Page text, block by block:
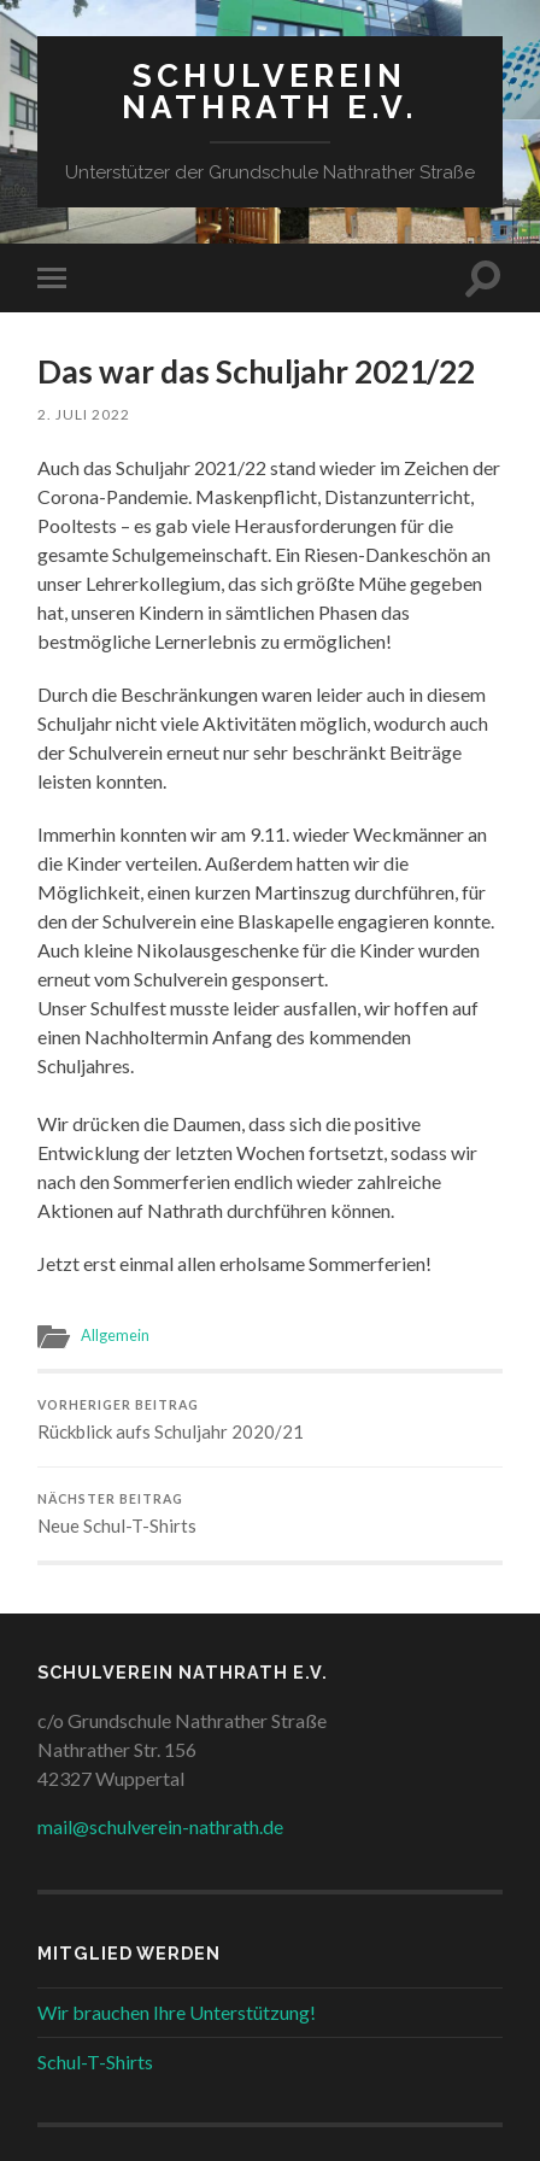
SCHULVEREIN
NATHRATH E.V.
Unterstützer der Grundschule Nathrather Straße
Mobile-
Menü
Das war das Schuljahr 2021/22
2. JULI 2022
Auch das Schuljahr 2021/22 stand wieder im Zeichen der
Corona-Pandemie. Maskenpflicht, Distanzunterricht,
Pooltests – es gab viele Herausforderungen für die
gesamte Schulgemeinschaft. Ein Riesen-Dankeschön an
unser Lehrerkollegium, das sich größte Mühe gegeben
hat, unseren Kindern in sämtlichen Phasen das
bestmögliche Lernerlebnis zu ermöglichen!
Durch die Beschränkungen waren leider auch in diesem
Schuljahr nicht viele Aktivitäten möglich, wodurch auch
der Schulverein erneut nur sehr beschränkt Beiträge
leisten konnten.
Immerhin konnten wir am 9.11. wieder Weckmänner an
die Kinder verteilen. Außerdem hatten wir die
Möglichkeit, einen kurzen Martinszug durchführen, für
den der Schulverein eine Blaskapelle engagieren konnte.
Auch kleine Nikolausgeschenke für die Kinder wurden
erneut vom Schulverein gesponsert.
Unser Schulfest musste leider ausfallen, wir hoffen auf
einen Nachholtermin Anfang des kommenden
Schuljahres.
Wir drücken die Daumen, dass sich die positive
Entwicklung der letzten Wochen fortsetzt, sodass wir
nach den Sommerferien endlich wieder zahlreiche
Aktionen auf Nathrath durchführen können.
Jetzt erst einmal allen erholsame Sommerferien!
Allgemein
VORHERIGER BEITRAG
Rückblick aufs Schuljahr 2020/21
NÄCHSTER BEITRAG
Neue Schul-T-Shirts
SCHULVEREIN NATHRATH E.V.
c/o Grundschule Nathrather Straße
Nathrather Str. 156
42327 Wuppertal
mail@schulverein-nathrath.de
MITGLIED WERDEN
Wir brauchen Ihre Unterstützung!
Schul-T-Shirts